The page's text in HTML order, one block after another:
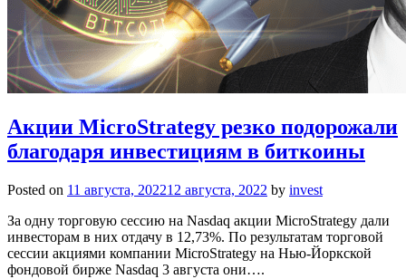
Акции MicroStrategy резко подорожали
благодаря инвестициям в биткоины
Posted on 11 августа, 202212 августа, 2022 by invest
За одну торговую сессию на Nasdaq акции MicroStrategy дали
инвесторам в них отдачу в 12,73%. По результатам торговой
сессии акциями компании MicroStrategy на Нью-Йоркской
фондовой бирже Nasdaq 3 августа они….